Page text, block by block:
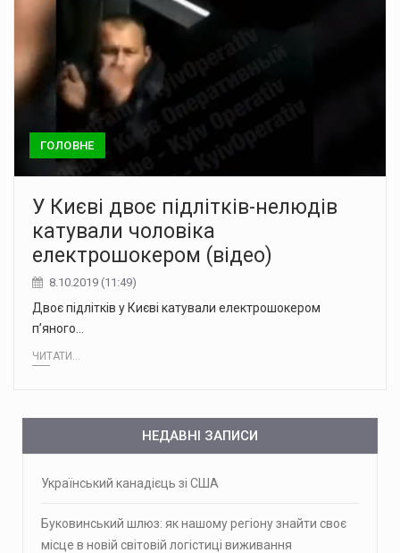
ГОЛОВНЕ
У Києві двоє підлітків-нелюдів
катували чоловіка
електрошокером (відео)
8.10.2019 (11:49)
Двоє підлітків у Києві катували електрошокером
п’яного…
ЧИТАТИ...
НЕДАВНІ ЗАПИСИ
Український канадієць зі США
Буковинський шлюз: як нашому регіону знайти своє
місце в новій світовій логістиці виживання